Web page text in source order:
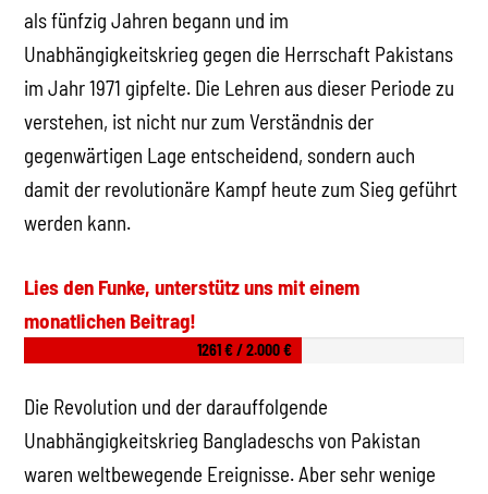
als fünfzig Jahren begann und im
Unabhängigkeitskrieg gegen die Herrschaft Pakistans
im Jahr 1971 gipfelte. Die Lehren aus dieser Periode zu
verstehen, ist nicht nur zum Verständnis der
gegenwärtigen Lage entscheidend, sondern auch
damit der revolutionäre Kampf heute zum Sieg geführt
werden kann.
Lies den Funke, unterstütz uns mit einem
monatlichen Beitrag!
1261 € / 2.000 €
Die Revolution und der darauffolgende
Unabhängigkeitskrieg Bangladeschs von Pakistan
waren weltbewegende Ereignisse. Aber sehr wenige